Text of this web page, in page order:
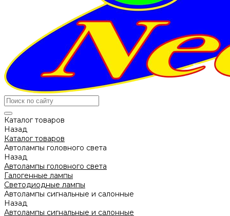
Каталог товаров
Назад
Каталог товаров
Автолампы головного света
Назад
Автолампы головного света
Галогенные лампы
Светодиодные лампы
Автолампы сигнальные и салонные
Назад
Автолампы сигнальные и салонные